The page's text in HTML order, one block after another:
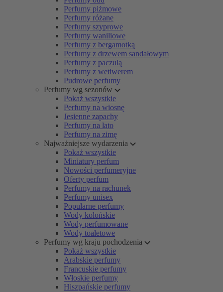
Perfumy piżmowe
Perfumy różane
Perfumy szyprowe
Perfumy waniliowe
Perfumy z bergamotką
Perfumy z drzewem sandałowym
Perfumy z paczulą
Perfumy z wetiwerem
Pudrowe perfumy
Perfumy wg sezonów
Pokaż wszystkie
Perfumy na wiosnę
Jesienne zapachy
Perfumy na lato
Perfumy na zimę
Najważniejsze wydarzenia
Pokaż wszystkie
Miniatury perfum
Nowości perfumeryjne
Oferty perfum
Perfumy na rachunek
Perfumy unisex
Popularne perfumy
Wody kolońskie
Wody perfumowane
Wody toaletowe
Perfumy wg kraju pochodzenia
Pokaż wszystkie
Arabskie perfumy
Francuskie perfumy
Włoskie perfumy
Hiszpańskie perfumy